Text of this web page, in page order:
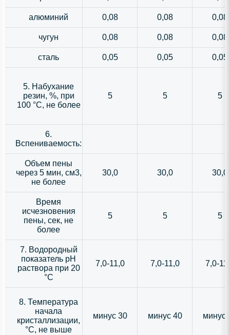
алюминий 0,08 0,08 0,08
чугун 0,08 0,08 0,08
сталь 0,05 0,05 0,05
5. Набухание
резин, %, при
100 °С, не более
5 5 5
6.
Вспениваемость:
Объем пены
через 5 мин, см3,
не более
30,0 30,0 30,0
Время
исчезновения
пены, сек, не
более
5 5 5
7. Водородный
показатель рН
раствора при 20
°С
7,0-11,0 7,0-11,0 7,0-
8. Температура
начала
кристаллизации,
°С, не выше
минус 30 минус 40 минус